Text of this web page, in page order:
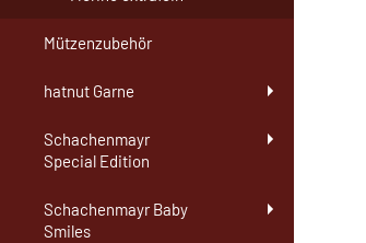
Mützenzubehör
hatnut Garne
Schachenmayr
Special Edition
Schachenmayr Baby
Smiles